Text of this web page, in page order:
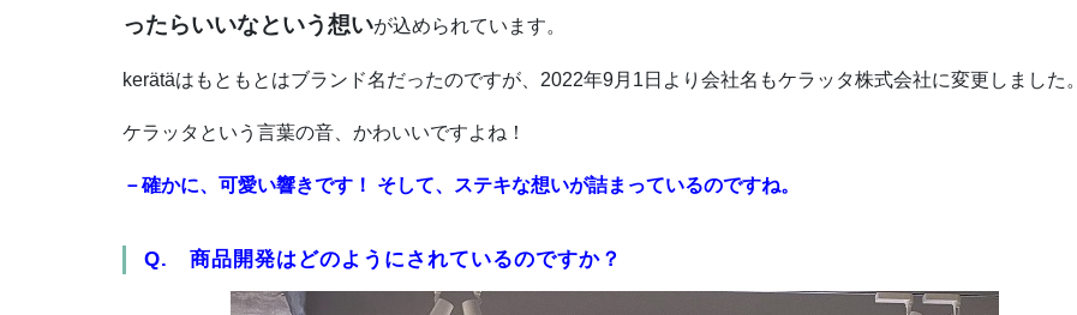
ったらいいなという想いが込められています。
kerätäはもともとはブランド名だったのですが、2022年9⽉1⽇より会社名もケラッタ株式会社に変更しました。
ケラッタという言葉の音、かわいいですよね！
－確かに、 可愛い響きです！ そして、ステキな想いが詰まっているのですね。
Q. 商品開発はどのようにされているのですか？